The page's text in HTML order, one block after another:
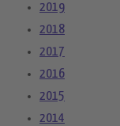
2019
2018
2017
2016
2015
2014